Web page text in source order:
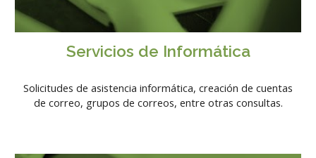
Servicios de Informática
Solicitudes de asistencia informática, creación de cuentas
de correo, grupos de correos, entre otras consultas.